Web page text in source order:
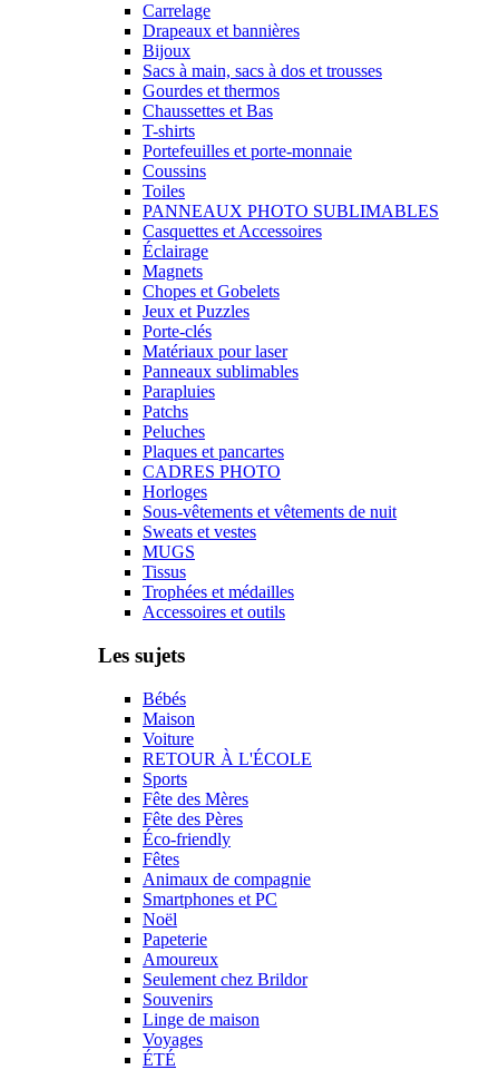
Carrelage
Drapeaux et bannières
Bijoux
Sacs à main, sacs à dos et trousses
Gourdes et thermos
Chaussettes et Bas
T-shirts
Portefeuilles et porte-monnaie
Coussins
Toiles
PANNEAUX PHOTO SUBLIMABLES
Casquettes et Accessoires
Éclairage
Magnets
Chopes et Gobelets
Jeux et Puzzles
Porte-clés
Matériaux pour laser
Panneaux sublimables
Parapluies
Patchs
Peluches
Plaques et pancartes
CADRES PHOTO
Horloges
Sous-vêtements et vêtements de nuit
Sweats et vestes
MUGS
Tissus
Trophées et médailles
Accessoires et outils
Les sujets
Bébés
Maison
Voiture
RETOUR À L'ÉCOLE
Sports
Fête des Mères
Fête des Pères
Éco-friendly
Fêtes
Animaux de compagnie
Smartphones et PC
Noël
Papeterie
Amoureux
Seulement chez Brildor
Souvenirs
Linge de maison
Voyages
ÉTÉ